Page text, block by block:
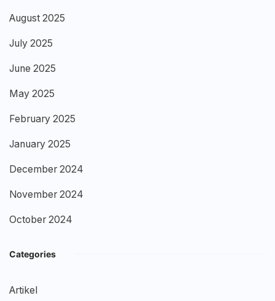
August 2025
July 2025
June 2025
May 2025
February 2025
January 2025
December 2024
November 2024
October 2024
Categories
Artikel